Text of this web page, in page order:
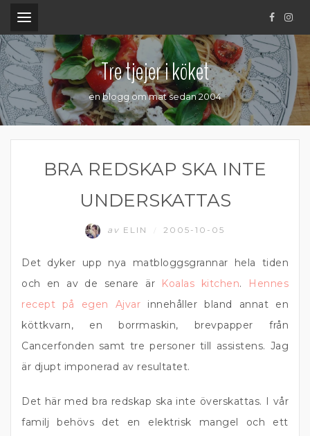
.
Tre tjejer i köket
en blogg om mat sedan 2004
BRA REDSKAP SKA INTE
UNDERSKATTAS
av ELIN 2005-10-05
Det dyker upp nya matbloggsgrannar hela tiden
och en av de senare är Koalas kitchen.
Hennes
recept på egen Ajvar innehåller bland annat en
köttkvarn, en borrmaskin, brevpapper från
Cancerfonden samt tre personer till assistens. Jag
är djupt imponerad av resultatet.
Det här med bra redskap ska inte överskattas. I vår
familj behövs det en elektrisk mangel och ett